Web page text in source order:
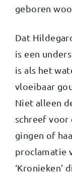
geboren
Dat
is een
is als het
vloeibaar
Niet alleen
schreef voor
gingen of
proclamatie
‘Kronieken’